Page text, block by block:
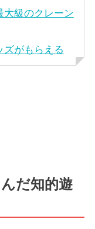
大級のクレーン
ズがもらえる
だ知的遊